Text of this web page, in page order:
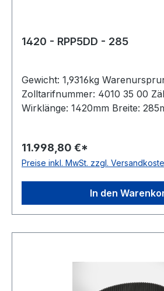
1420 - RPP5DD - 285
Gewicht: 1,9316kg
Zolltarifnummer: 4010 35 00
Wirklänge: 1420mm Breite:
11.998,80 €*
Preise inkl. MwSt. zzgl.
In den